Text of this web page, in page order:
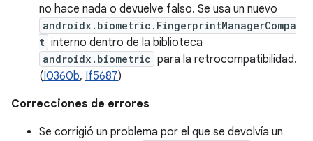
no hace nada o devuelve falso. Se usa un nuevo
androidx.biometric.FingerprintManagerCompa
t interno dentro de la biblioteca
androidx.biometric para la retrocompatibilidad.
(I0360b, If5687)
Correcciones de errores
Se corrigió un problema por el que se devolvía un